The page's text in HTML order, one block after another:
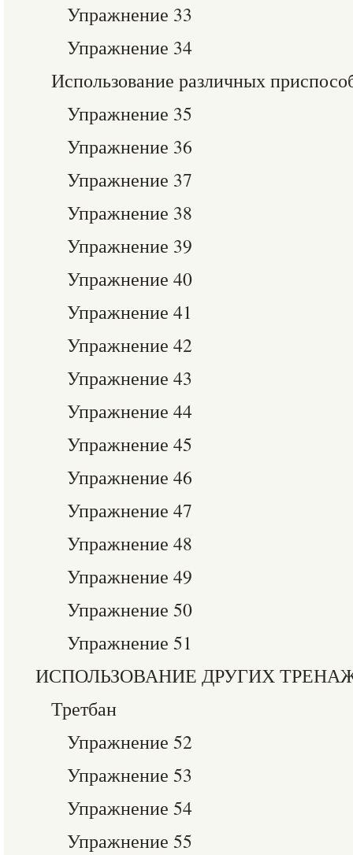
Упражнение 33
Упражнение 34
Использование различных
Упражнение 35
Упражнение 36
Упражнение 37
Упражнение 38
Упражнение 39
Упражнение 40
Упражнение 41
Упражнение 42
Упражнение 43
Упражнение 44
Упражнение 45
Упражнение 46
Упражнение 47
Упражнение 48
Упражнение 49
Упражнение 50
Упражнение 51
ИСПОЛЬЗОВАНИЕ ДРУГИХ
Третбан
Упражнение 52
Упражнение 53
Упражнение 54
Упражнение 55